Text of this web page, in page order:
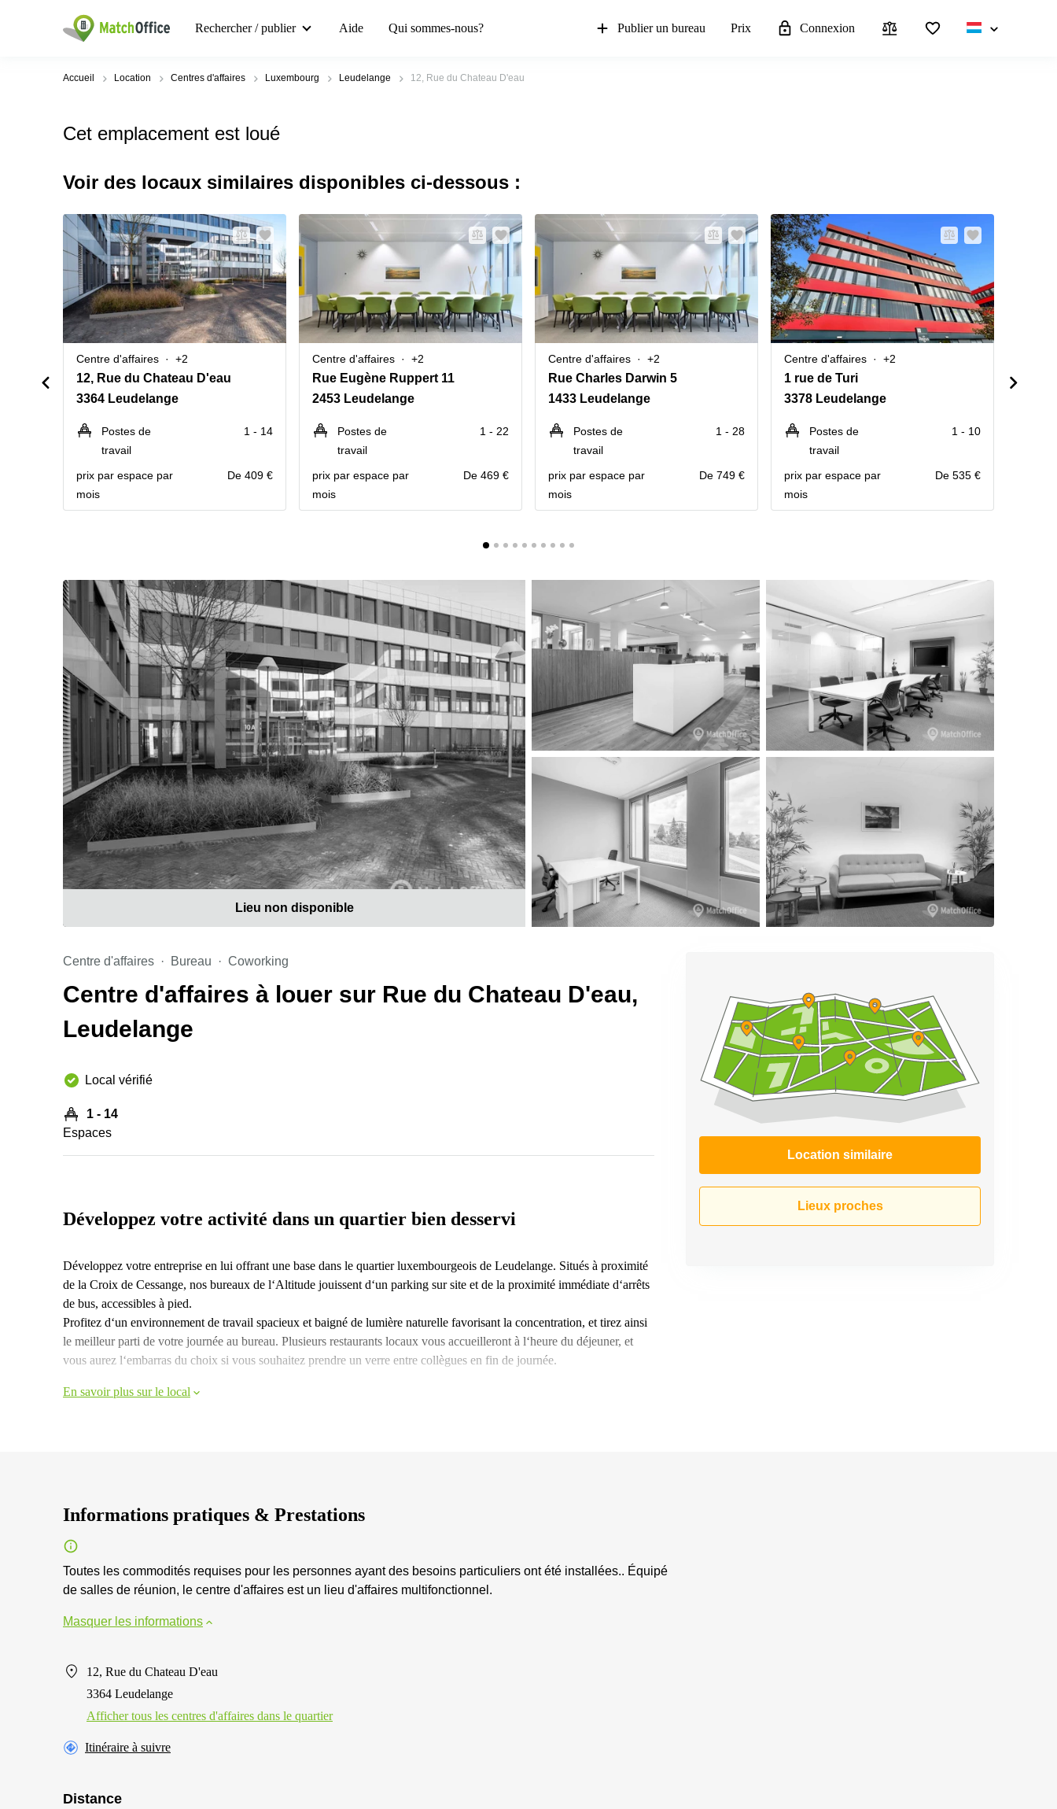
Rechercher / publier Aide Qui sommes-nous? Publier un bureau Prix Connexion
Accueil Location Centres d'affaires Luxembourg Leudelange 12, Rue du Chateau D'eau
Cet emplacement est loué
Voir des locaux similaires disponibles ci-dessous :
Centre d'affaires +2
12, Rue du Chateau D'eau
3364 Leudelange
Postes de
travail
1 - 14
prix par espace par
mois
De 409 €
Centre d'affaires +2
Rue Eugène Ruppert 11
2453 Leudelange
Postes de
travail
1 - 22
prix par espace par
mois
De 469 €
Centre d'affaires +2
Rue Charles Darwin 5
1433 Leudelange
Postes de
travail
1 - 28
prix par espace par
mois
De 749 €
Centre d'affaires +2
1 rue de Turi
3378 Leudelange
Postes de
travail
1 - 10
prix par espace par
mois
De 535 €
Lieu non disponible
Centre d'affaires Bureau Coworking
Centre d'affaires à louer sur Rue du Chateau D'eau,
Leudelange
Local vérifié
1 - 14
Espaces
Location similaire
Lieux proches
Développez votre activité dans un quartier bien desservi
Développez votre entreprise en lui offrant une base dans le quartier luxembourgeois de Leudelange. Situés à proximité
de la Croix de Cessange, nos bureaux de l‘Altitude jouissent d‘un parking sur site et de la proximité immédiate d‘arrêts
de bus, accessibles à pied.
Profitez d‘un environnement de travail spacieux et baigné de lumière naturelle favorisant la concentration, et tirez ainsi
le meilleur parti de votre journée au bureau. Plusieurs restaurants locaux vous accueilleront à l‘heure du déjeuner, et
vous aurez l‘embarras du choix si vous souhaitez prendre un verre entre collègues en fin de journée.
En savoir plus sur le local
Informations pratiques & Prestations
Toutes les commodités requises pour les personnes ayant des besoins particuliers ont été installées.. Équipé
de salles de réunion, le centre d'affaires est un lieu d'affaires multifonctionnel.
Masquer les informations
12, Rue du Chateau D'eau
3364 Leudelange
Afficher tous les centres d'affaires dans le quartier
Itinéraire à suivre
Distance